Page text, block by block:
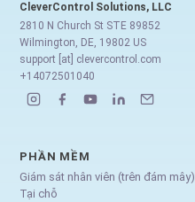
CleverControl Solutions, LLC
2810 N Church St STE 89852
Wilmington, DE, 19802 US
support [at] clevercontrol.com
+14072501040
PHẦN MỀM
Giám sát nhân viên (trên đám mây)
Tại chỗ